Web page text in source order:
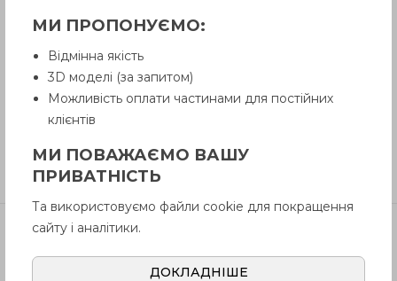
Інструкція (pdf.)
Відгуки
Артікул В наявності Ціна
МИ ПРОПОНУЄМО:
Відмінна якість
3D моделі (за запитом)
Можливість оплати частинами для постійних
клієнтів
МИ ПОВАЖАЄМО ВАШУ
ПРИВАТНІСТЬ
Та використовуємо файли cookie для покращення
сайту і аналітики.
ДОКЛАДНІШЕ